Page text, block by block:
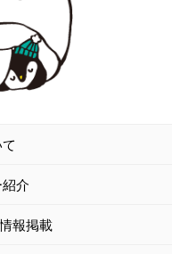
介
報掲載